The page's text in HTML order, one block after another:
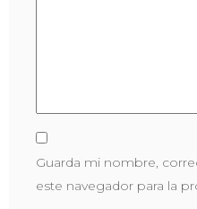
Guarda mi nombre,
este navegador para la